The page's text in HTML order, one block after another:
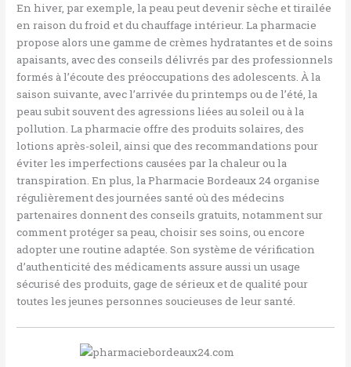
En hiver, par exemple, la peau peut devenir sèche et tirailée
en raison du froid et du chauffage intérieur. La pharmacie
propose alors une gamme de crèmes hydratantes et de soins
apaisants, avec des conseils délivrés par des professionnels
formés à l’écoute des préoccupations des adolescents. À la
saison suivante, avec l’arrivée du printemps ou de l’été, la
peau subit souvent des agressions liées au soleil ou à la
pollution. La pharmacie offre des produits solaires, des
lotions après-soleil, ainsi que des recommandations pour
éviter les imperfections causées par la chaleur ou la
transpiration. En plus, la Pharmacie Bordeaux 24 organise
régulièrement des journées santé où des médecins
partenaires donnent des conseils gratuits, notamment sur
comment protéger sa peau, choisir ses soins, ou encore
adopter une routine adaptée. Son système de vérification
d’authenticité des médicaments assure aussi un usage
sécurisé des produits, gage de sérieux et de qualité pour
toutes les jeunes personnes soucieuses de leur santé.